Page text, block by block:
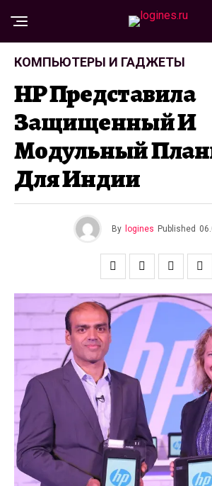
КОМПЬЮТЕРЫ И ГАДЖЕТЫ
HP Представила
Защищенный И
Модульный
Для Индии
By logines Published